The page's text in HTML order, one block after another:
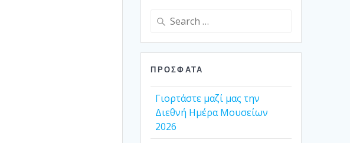
Search
ΠΡΌΣΦΑΤΑ
Γιορτάστε μαζί μας την
Διεθνή Ημέρα Μουσείων
2026